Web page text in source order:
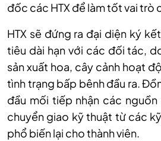
đốc các HTX để làm tốt vai trò
HTX sẽ đứng ra đại diện ký k
tiêu dài hạn với các đối tác,
sản xuất hoa, cây cảnh hoạt
tình trạng bấp bênh đầu ra.
đầu mối tiếp nhận các nguồn
chuyển giao kỹ thuật từ các k
phổ biến lại cho thành viên.